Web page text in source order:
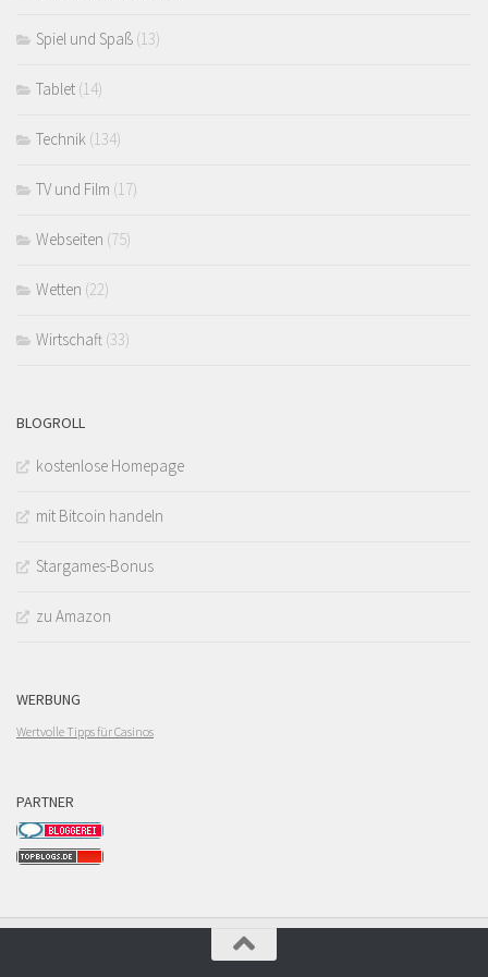
Spiel und Spaß (13)
Tablet (14)
Technik (134)
TV und Film (17)
Webseiten (75)
Wetten (22)
Wirtschaft (33)
BLOGROLL
kostenlose Homepage
mit Bitcoin handeln
Stargames-Bonus
zu Amazon
WERBUNG
Wertvolle Tipps für Casinos
PARTNER